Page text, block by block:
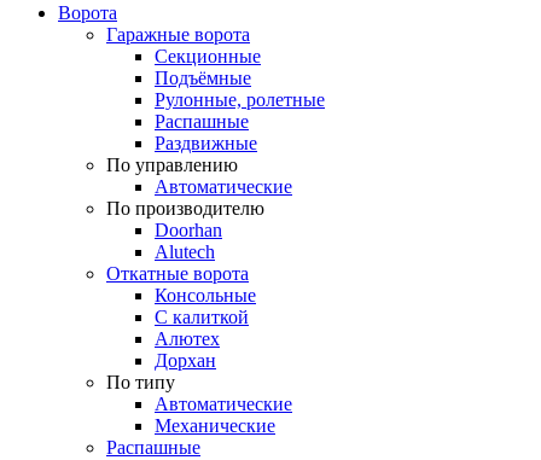
Ворота
Гаражные ворота
Секционные
Подъёмные
Рулонные, ролетные
Распашные
Раздвижные
По управлению
Автоматические
По производителю
Doorhan
Alutech
Откатные ворота
Консольные
С калиткой
Алютех
Дорхан
По типу
Автоматические
Механические
Распашные